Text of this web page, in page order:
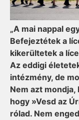
„A mai nappal
Befejeztétek a
kikerültetek a
Az eddigi
intézmény, de
Nem azt
hogy »Vesd az
rólad. Nem